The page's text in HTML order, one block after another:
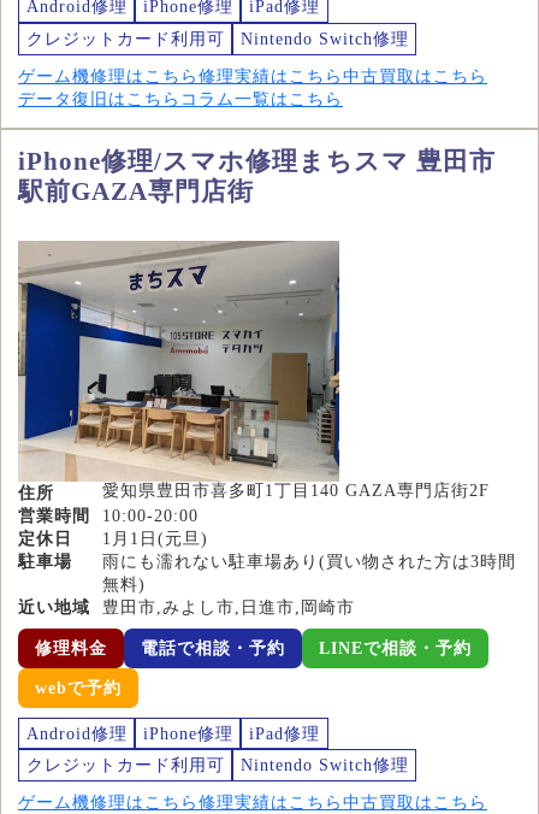
Android修理 iPhone修理
iPad修理
クレジットカード利用可
Nintendo Switch修理
ゲーム機修理はこちら 修理実績はこちら 中古買取はこちら
データ復旧はこちら コラム一覧はこちら
iPhone修理/スマホ修理まちスマ 豊田市
駅前GAZA専門店街
住所
愛知県豊田市喜多町1丁目140 GAZA専門店街2F
営業時間
10:00-20:00
定休日
1月1日(元旦)
駐車場
雨にも濡れない駐車場あり(買い物された方は3時間
無料)
近い地域
豊田市,みよし市,日進市,岡崎市
修理料金 電話で相談・予約 LINEで相談・予約
webで予約
Android修理 iPhone修理
iPad修理
クレジットカード利用可
Nintendo Switch修理
ゲーム機修理はこちら 修理実績はこちら 中古買取はこちら